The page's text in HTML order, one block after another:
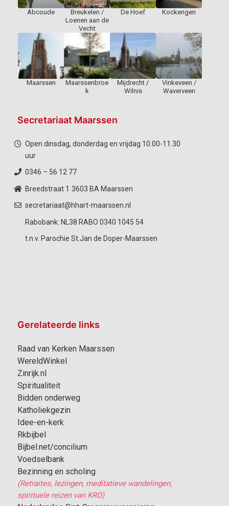
Abcoude
Breukelen /
Loenen aan de
Vecht
De Hoef Kockengen
Maarssen
Maarssenbroe
k
Mijdrecht /
Wilnis
Vinkeveen /
Waverveen
Secretariaat Maarssen
Open dinsdag, donderdag en vrijdag 10.00-11.30
uur
0346 – 56 12 77
Breedstraat 1 3603 BA Maarssen
secretariaat@hhart-maarssen.nl
Rabobank: NL38 RABO 0340 1045 54
t.n.v. Parochie St.Jan de Doper-Maarssen
Gerelateerde links
Raad van Kerken Maarssen
WereldWinkel
Zinrijk.nl
Spiritualiteit
Bidden onderweg
Katholiekgezin
Idee-en-kerk
Rkbijbel
Bijbel.net/concilium
Voedselbank
Bezinning en scholing
(Retraites, lezingen, meditatieve wandelingen,
spirituele reizen van KRO)